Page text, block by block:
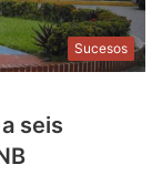
Sucesos
seis